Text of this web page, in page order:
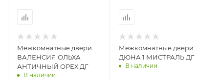
Межкомнатные двери
ВАЛЕНСИЯ ОЛЬХА
АНТИЧНЫЙ ОРЕХ ДГ
В наличии
Межкомнатные двери
ДЮНА 1 МИСТРАЛЬ ДГ
В наличии